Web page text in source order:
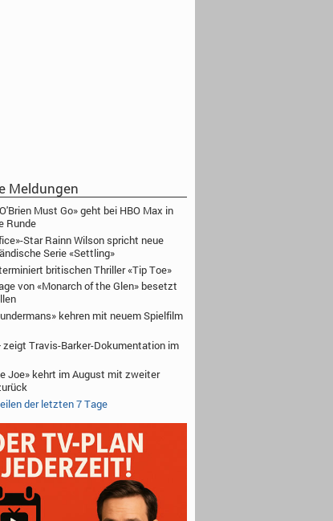
Meldungen
Must Go» geht bei HBO Max in
Runde
Star Rainn Wilson spricht neue
Serie «Settling»
britischen Thriller «Tip Toe»
von «Monarch of the Glen» besetzt
kehren mit neuem Spielfilm
zeigt Travis-Barker-Dokumentation im
Joe» kehrt im August mit zweiter
der letzten 7 Tage